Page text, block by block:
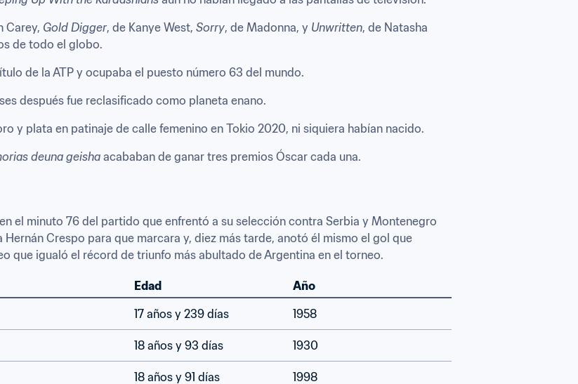
Carey, Gold Digger, de Kanye West, Sorry, de Madonna, y Unwritten, de Natasha
de todo el globo.
de la ATP y ocupaba el puesto número 63 del mundo.
después fue reclasificado como planeta enano.
y plata en patinaje de calle femenino en Tokio 2020, ni siquiera habían nacido.
deuna geisha acababan de ganar tres premios Óscar cada una.
el minuto 76 del partido que enfrentó a su selección contra Serbia y Montenegro
Crespo para que marcara y, diez más tarde, anotó él mismo el gol que
que igualó el récord de triunfo más abultado de Argentina en el torneo.
Edad
Año
17 años y 239 días 1958
18 años y 93 días 1930
18 años y 91 días 1998